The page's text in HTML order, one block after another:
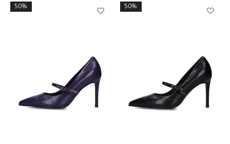
50% 50%